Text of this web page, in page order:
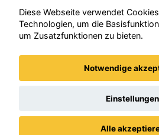
Opel Corsa
Diese Webseite verwendet
Technologien, um die
um Zusatzfunktionen zu bieten.
Notwendige
Einstellungen
Alle